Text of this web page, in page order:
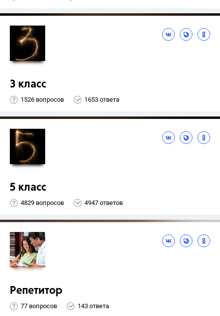
3 класс
1526 вопросов 1653 ответа
5 класс
4829 вопросов 4947 ответов
Репетитор
77 вопросов 143 ответа